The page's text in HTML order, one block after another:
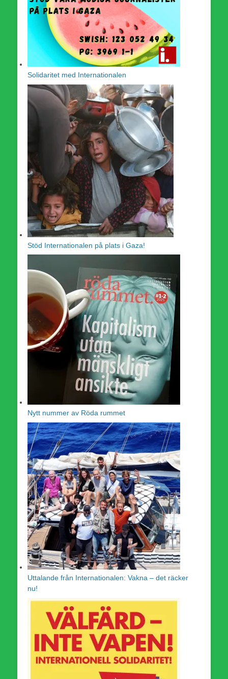
Solidaritet med Internationalen
Stöd Internationalen på plats i Gaza!
Nytt nummer av Röda rummet
Uttalande från Internationalen: Vakna – det räcker
nu!